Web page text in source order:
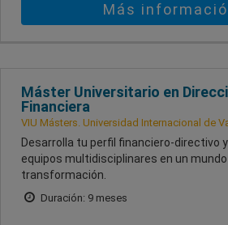
Más
Máster Universitario en
Financiera
VIU Másters. Universidad Internacional de
Desarrolla tu perfil financiero-directivo
equipos multidisciplinares en un
transformación.
Duración: 9 meses